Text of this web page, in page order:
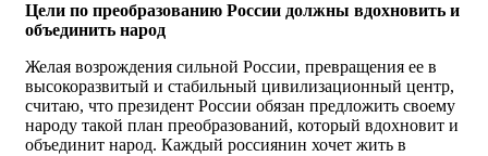
Цели по преобразованию России должны вдохновить и
объединить народ
Желая возрождения сильной России, превращения ее в
высокоразвитый и стабильный цивилизационный центр,
считаю, что президент России обязан предложить своему
народу такой план преобразований, который вдохновит и
объединит народ. Каждый россиянин хочет жить в